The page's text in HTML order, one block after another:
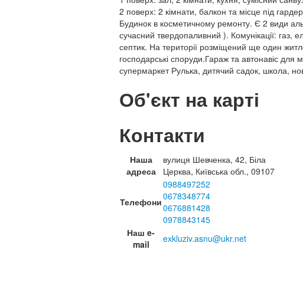
2 поверх: 2 кімнати, балкон та місце під
Будинок в косметичному ремонту. Є 2 види
сучасний твердопаливний ). Комунікації: газ,
септик. На території розміщений ще один
господарські споруди.Гараж та автонавіс
супермаркет Рулька, дитячий садок, школа,
Об'єкт на карті
Контакти
Наша
адреса
вулиця Шевченка, 42, Біла
Церква, Київська обл., 09107
Телефони
0988497252
0678348774
0676881428
0978843145
Наш e-
mail
exkluziv.asnu@ukr.net